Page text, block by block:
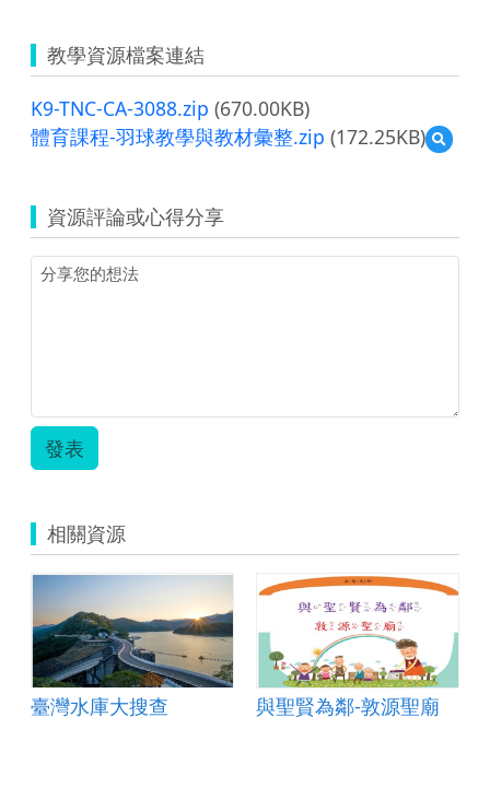
教學資源檔案連結
K9-TNC-CA-3088.zip (670.00KB)
體育課程-羽球教學與教材彙整.zip (172.25KB)
預
覽
程-
羽
彙
資源評論或心得分享
發表
相關資源
臺灣水庫大搜查 與聖賢為鄰-敦源聖廟